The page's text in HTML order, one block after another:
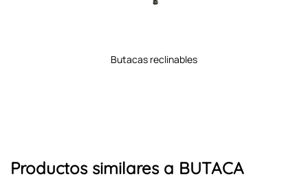
butacas reclinables
Productos similares a BUTACA